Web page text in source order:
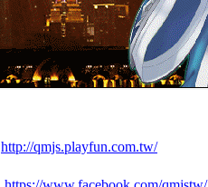
http://qmjs.playfun.com.tw/